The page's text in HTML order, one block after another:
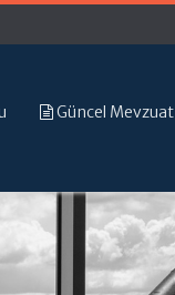
Güncel Mevzuat